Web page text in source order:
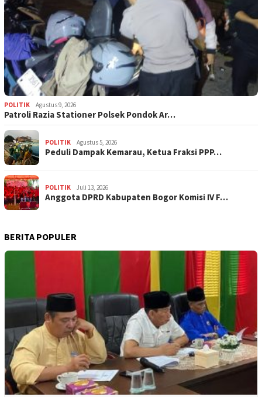
POLITIK Agustus 9, 2026
Patroli Razia Stationer Polsek Pondok Ar…
POLITIK Agustus 5, 2026
‎Peduli Dampak Kemarau, Ketua Fraksi PPP…
POLITIK Juli 13, 2026
Anggota DPRD Kabupaten Bogor Komisi IV F…
BERITA POPULER